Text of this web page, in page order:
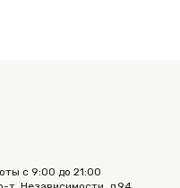
с 9:00 до 21:00